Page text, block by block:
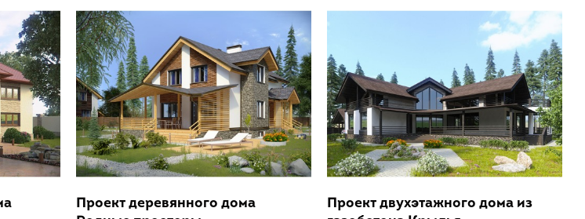
Проект деревянного дома
Проект двухэтажного дома из